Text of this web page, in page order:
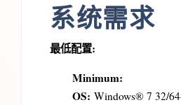
系统需求
最低配置:
Minimum:
OS: Windows® 7 32/